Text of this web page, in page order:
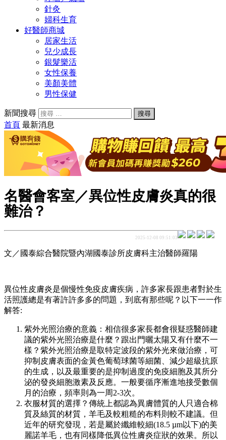
針灸
婦科生育
好醫師商城
居家生活
兒少成長
銀髮樂活
女性保養
美顏美體
男性保健
新聞搜尋
首頁 最新消息
名醫會客室／異位性皮膚炎真的很
難治？
2025-12-08 09:51:03
文／國泰綜合醫院暨內湖國泰診所皮膚科主治醫師羅陽
異位性皮膚炎是個慢性免疫皮膚疾病，許多家長跟患者對於生
活照護總是有著許許多多的問題，到底有那些呢？以下一一作
解答:
紫外光照治療的意義：相信很多家長都會很疑惑醫師建
議的紫外光照治療是什麼？跟出門曬太陽又有什麼不一
樣？紫外光照治療是取特定波段的紫外光來做治療，可
抑制皮膚表面的金黃色葡萄球菌等細菌、減少超級抗原
的生成，以及最重要的是抑制過度的免疫細胞及其所分
泌的發炎細胞激素及反應。一般要循序漸進地接受數個
月的治療，頻率則為一周2-3次。
衣服材質的選擇？傳統上都認為異膚體質的人只適合棉
質及絲質的材質，羊毛及較粗糙的布料則較不建議。但
近年的研究發現，若是屬於纖維較細(18.5 µm以下)的美
麗諾羊毛，也有同樣降低異位性膚炎症狀的效果。所以